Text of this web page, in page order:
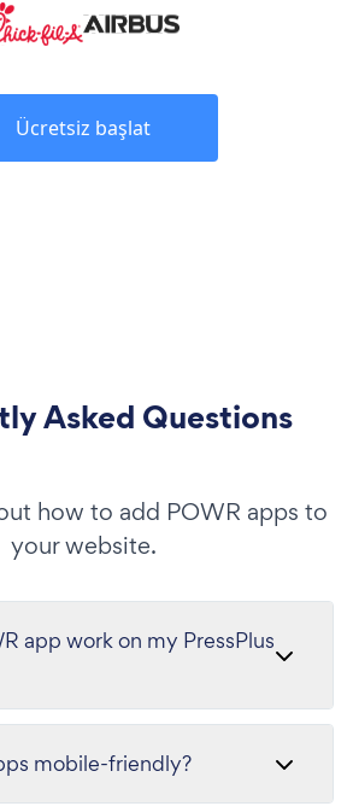
Ücretsiz başlat
Asked Questions
how to add POWR apps to
your website.
app work on my PressPlus
mobile-friendly?